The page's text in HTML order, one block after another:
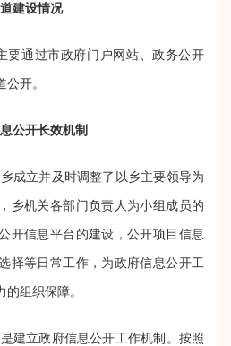
建设情况
通过市政府门户网站、政务公开
开。
公开长效机制
成立并及时调整了以乡主要领导为
乡机关各部门负责人为小组成员的
开信息平台的建设，公开项目信息
择等日常工作，为政府信息公开工
组织保障。
建立政府信息公开工作机制。按照